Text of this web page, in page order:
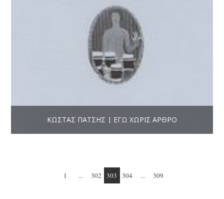
ΚΏΣΤΑΣ ΠΆΤΣΗΣ | ΕΓΏ ΧΩΡΊΣ ΆΡΘΡΟ
1 ... 302 303 304 ... 309